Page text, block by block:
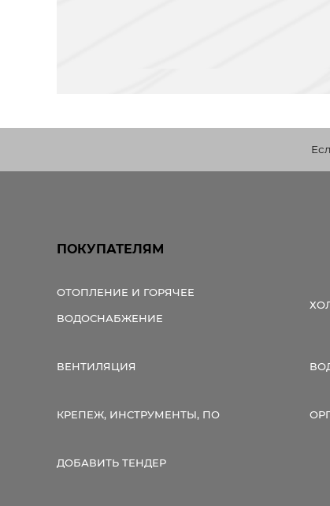
ПОКУПАТЕЛЯМ
ОТОПЛЕНИЕ И ГОРЯЧЕЕ
ВОДОСНАБЖЕНИЕ
ВЕНТИЛЯЦИЯ
КРЕПЕЖ, ИНСТРУМЕНТЫ, ПО
ДОБАВИТЬ ТЕНДЕР